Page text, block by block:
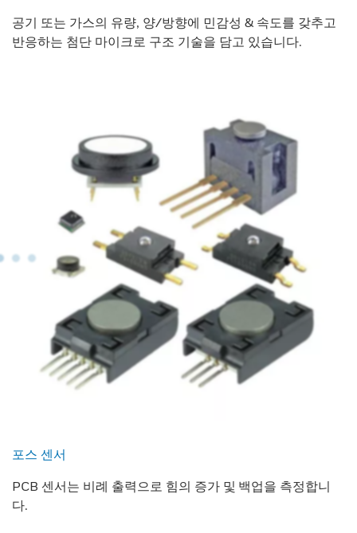
공기 또는 가스의 유량, 양/방향에 민감성 & 속도를 갖추고
반응하는 첨단 마이크로 구조 기술을 담고 있습니다.
포스 센서
PCB 센서는 비례 출력으로 힘의 증가 및 백업을 측정합니
다.